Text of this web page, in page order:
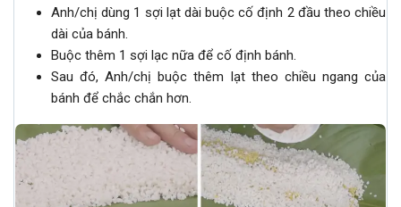
Anh/chị dùng 1 sợi lạt dài buộc cố định 2 đầu theo chiều
dài của bánh.
Buộc thêm 1 sợi lạc nữa để cố định bánh.
Sau đó, Anh/chị buộc thêm lạt theo chiều ngang của
bánh để chắc chắn hơn.